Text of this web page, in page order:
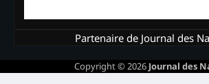
Partenaire de Journal des
Copyright © 2026 Journal des